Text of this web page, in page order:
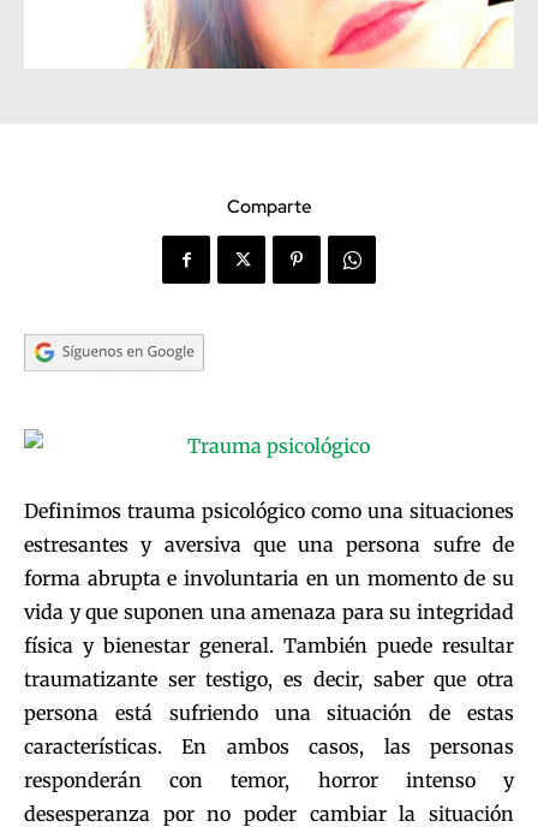
Comparte
Definimos trauma psicológico como una situaciones
estresantes y aversiva que una persona sufre de
forma abrupta e involuntaria en un momento de su
vida y que suponen una amenaza para su integridad
física y bienestar general. También puede resultar
traumatizante ser testigo, es decir, saber que otra
persona está sufriendo una situación de estas
características. En ambos casos, las personas
responderán con temor, horror intenso y
desesperanza por no poder cambiar la situación